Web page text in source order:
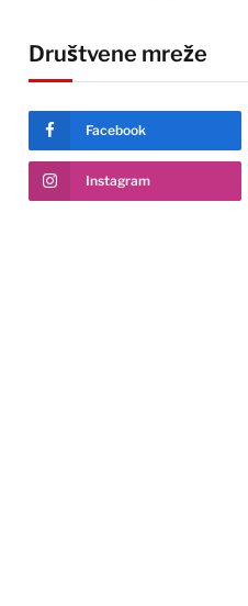
Društvene mreže
Facebook
Instagram